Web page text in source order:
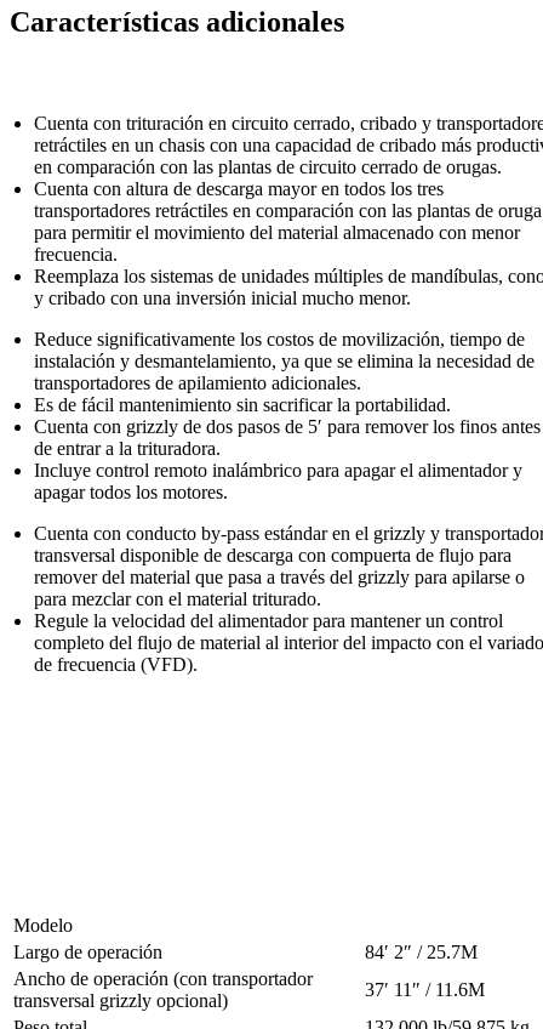
Características adicionales
Cuenta con trituración en circuito cerrado, cribado y
retráctiles en un chasis con una capacidad de cribado más
en comparación con las plantas de circuito cerrado de orugas.
Cuenta con altura de descarga mayor en todos los tres
transportadores retráctiles en comparación con las plantas de oruga
para permitir el movimiento del material almacenado con menor
frecuencia.
Reemplaza los sistemas de unidades múltiples de mandíbulas,
y cribado con una inversión inicial mucho menor.
Reduce significativamente los costos de movilización, tiempo de
instalación y desmantelamiento, ya que se elimina la necesidad de
transportadores de apilamiento adicionales.
Es de fácil mantenimiento sin sacrificar la portabilidad.
Cuenta con grizzly de dos pasos de 5′ para remover los finos antes
de entrar a la trituradora.
Incluye control remoto inalámbrico para apagar el alimentador y
apagar todos los motores.
Cuenta con conducto by-pass estándar en el grizzly y
transversal disponible de descarga con compuerta de flujo para
remover del material que pasa a través del grizzly para apilarse o
para mezclar con el material triturado.
Regule la velocidad del alimentador para mantener un control
completo del flujo de material al interior del impacto con el
de frecuencia (VFD).
Modelo
Largo de operación
84′ 2″ / 25.7M
Ancho de operación (con transportador
transversal grizzly opcional)
37′ 11″ / 11.6M